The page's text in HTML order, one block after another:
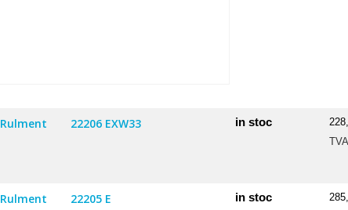
Rulment 22206 EXW33 in stoc
TVA
Rulment 22205 E in stoc